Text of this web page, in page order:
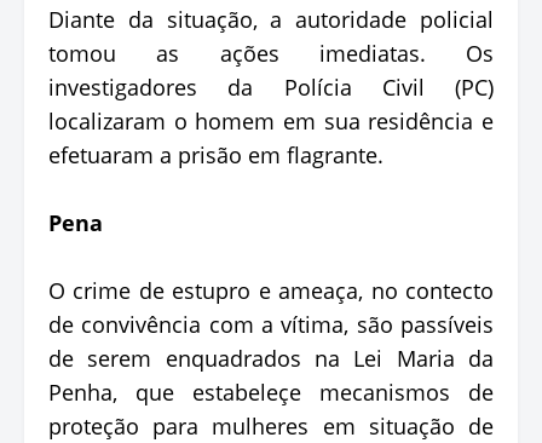
Diante da situação, a autoridade policial
tomou as ações imediatas. Os
investigadores da Polícia Civil (PC)
localizaram o homem em sua residência e
efetuaram a prisão em flagrante.
Pena
O crime de estupro e ameaça, no contecto
de convivência com a vítima, são passíveis
de serem enquadrados na Lei Maria da
Penha, que estabeleçe mecanismos de
proteção para mulheres em situação de